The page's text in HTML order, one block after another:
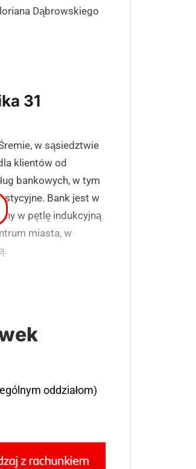
Dąbrowskiego
31
w sąsiedztwie
klientów od
bankowych, w tym
Bank jest w
w pętlę indukcyjną
miasta, w
oddziałom)